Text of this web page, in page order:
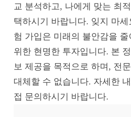
교 분석하고, 나에게 맞는 최
택하시기 바랍니다. 잊지 마세
험 가입은 미래의 불안감을
위한 현명한 투자입니다. 본
보 제공을 목적으로 하며, 전
대체할 수 없습니다. 자세한
접 문의하시기 바랍니다.